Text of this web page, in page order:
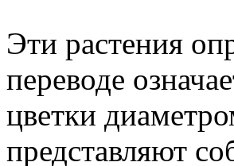
Эти растения
переводе
цветки
представляют